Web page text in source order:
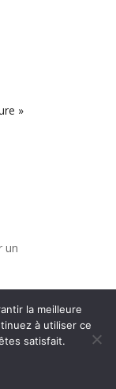
»
un
-Mentions
la meilleure
à utiliser ce
satisfait.